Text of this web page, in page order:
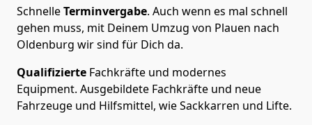
SchnelleTerminvergabe. Auch wenn es mal schnell
gehen muss, mit Deinem Umzug von Plauen nach
Oldenburg wir sind für Dich da.
Qualifizierte Fachkräfte und modernes
Equipment. Ausgebildete Fachkräfte und neue
Fahrzeuge und Hilfsmittel, wie Sackkarren und Lifte.